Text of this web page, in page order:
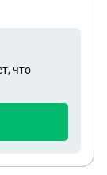
что